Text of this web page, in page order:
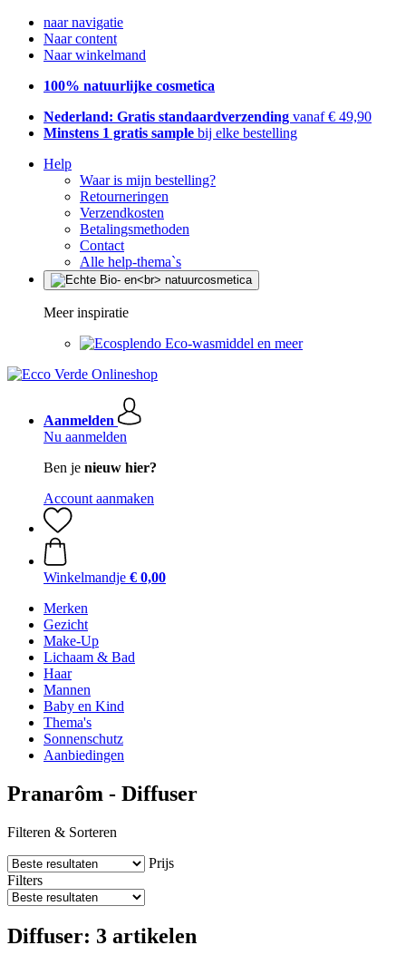
naar navigatie
Naar content
Naar winkelmand
100% natuurlijke cosmetica
Nederland: Gratis standaardverzending vanaf € 49,90
Minstens 1 gratis sample bij elke bestelling
Help
Waar is mijn bestelling?
Retourneringen
Verzendkosten
Betalingsmethoden
Contact
Alle help-thema`s
Meer inspiratie
Eco-wasmiddel en meer
Aanmelden
Nu aanmelden
Ben je nieuw hier?
Account aanmaken
Winkelmandje € 0,00
Merken
Gezicht
Make-Up
Lichaam & Bad
Haar
Mannen
Baby en Kind
Thema's
Sonnenschutz
Aanbiedingen
Pranarôm - Diffuser
Filteren & Sorteren
Prijs
Filters
Diffuser: 3 artikelen